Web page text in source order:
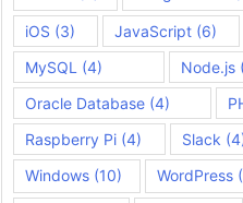
iOS (3) JavaScript(6)
MySQL (4) Node.js
Oracle Database (4)
Raspberry Pi (4) Slack
Windows (10) WordPress